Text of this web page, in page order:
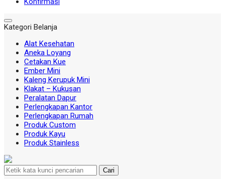
Kategori Belanja
Alat Kesehatan
Aneka Loyang
Cetakan Kue
Ember Mini
Kaleng Kerupuk Mini
Klakat – Kukusan
Peralatan Dapur
Perlengkapan Kantor
Perlengkapan Rumah
Produk Custom
Produk Kayu
Produk Stainless
Cari